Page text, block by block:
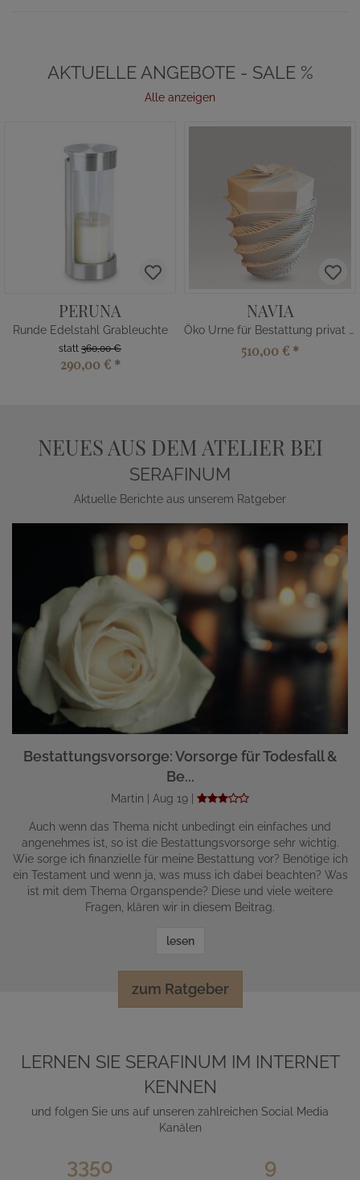
AKTUELLE ANGEBOTE - SALE %
Alle anzeigen
PERUNA
Runde Edelstahl Grableuchte
statt 360,00 €
290,00 € *
NAVIA
Öko Urne für Bestattung privat kaufen
510,00 € *
NEUES AUS DEM ATELIER BEI
SERAFINUM
Aktuelle Berichte aus unserem Ratgeber
Bestattungsvorsorge: Vorsorge für Todesfall &
Be...
Martin | Aug 19 |
Auch wenn das Thema nicht unbedingt ein einfaches und
angenehmes ist, so ist die Bestattungsvorsorge sehr wichtig.
Wie sorge ich finanzielle für meine Bestattung vor? Benötige ich
ein Testament und wenn ja, was muss ich dabei beachten? Was
ist mit dem Thema Organspende? Diese und viele weitere
Fragen, klären wir in diesem Beitrag.
lesen
zum Ratgeber
LERNEN SIE SERAFINUM IM INTERNET
KENNEN
und folgen Sie uns auf unseren zahlreichen Social Media
Kanälen
3350 9